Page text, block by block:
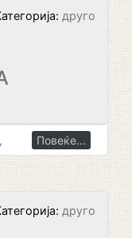
друго
Повеќе...
друго